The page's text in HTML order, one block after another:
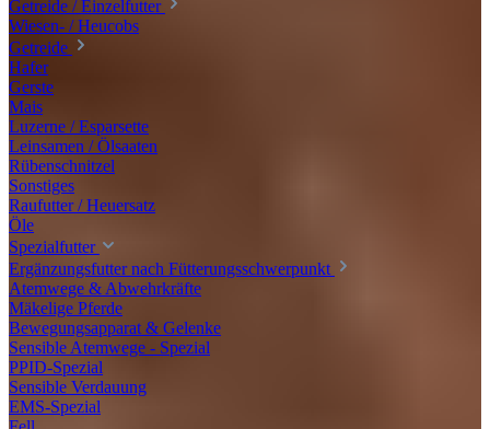
Getreide / Einzelfutter
Wiesen- / Heucobs
Getreide
Hafer
Gerste
Mais
Luzerne / Esparsette
Leinsamen / Ölsaaten
Rübenschnitzel
Sonstiges
Raufutter / Heuersatz
Öle
Spezialfutter
Ergänzungsfutter nach Fütterungsschwerpunkt
Atemwege & Abwehrkräfte
Mäkelige Pferde
Bewegungsapparat & Gelenke
Sensible Atemwege - Spezial
PPID-Spezial
Sensible Verdauung
EMS-Spezial